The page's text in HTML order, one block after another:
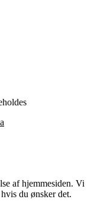
af hjemmesiden. Vi
du ønsker det.